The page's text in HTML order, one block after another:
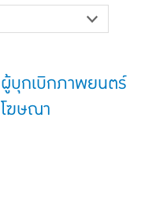
ผู้บุกเบิกภาพยนตร์
โฆษณา